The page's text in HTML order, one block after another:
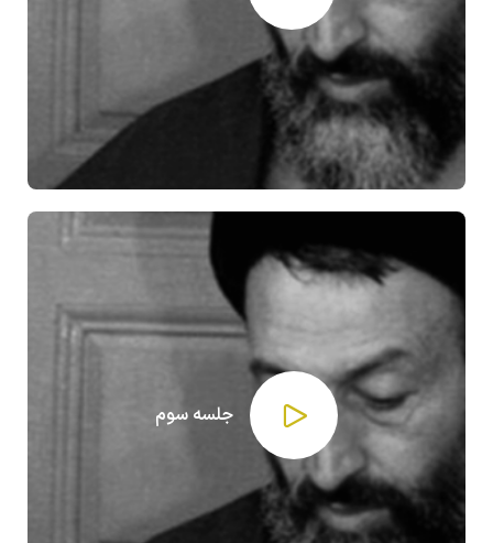
جلسه سوم